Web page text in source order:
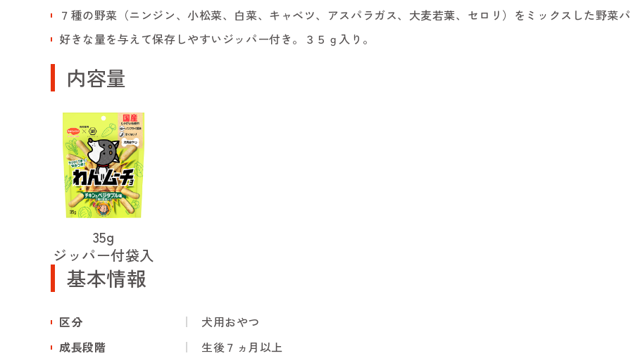
７種の野菜（ニンジン、小松菜、白菜、キャベツ、アスパラガス、大麦若葉、セロリ）をミックスした野菜
好きな量を与えて保存しやすいジッパー付き。３５ｇ入り。
内容量
35g
ジッパー付袋入
基本情報
区分
犬用おやつ
成長段階
生後７ヵ月以上